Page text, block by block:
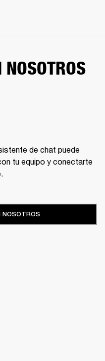
NOSOTROS
de chat puede
tu equipo y conectarte
NOSOTROS